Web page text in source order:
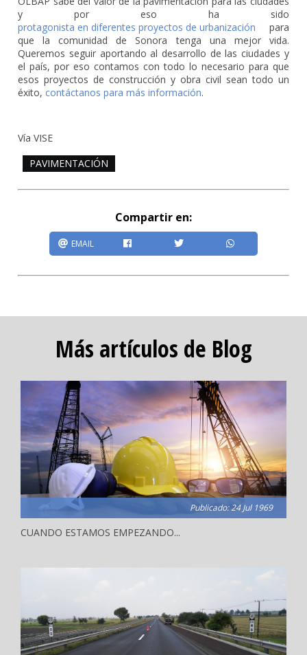
y por eso ha sido
protagonista en diferentes proyectos de urbanización para
que la comunidad de Sonora tenga una mejor vida.
Queremos seguir aportando al desarrollo de las ciudades y
el país, por eso contamos con todo lo necesario para que
esos proyectos de construcción y obra civil sean todo un
éxito, contáctanos para más información.
Vía VISE
PAVIMENTACIÓN
Compartir en:
EMAIL
Más artículos de Blog
Publicado: 24 Jul 1969
CUANDO ESTAMOS EMPEZANDO...